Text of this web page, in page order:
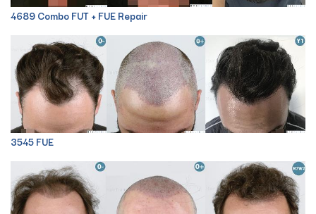
4689 Combo FUT + FUE Repair
3545 FUE